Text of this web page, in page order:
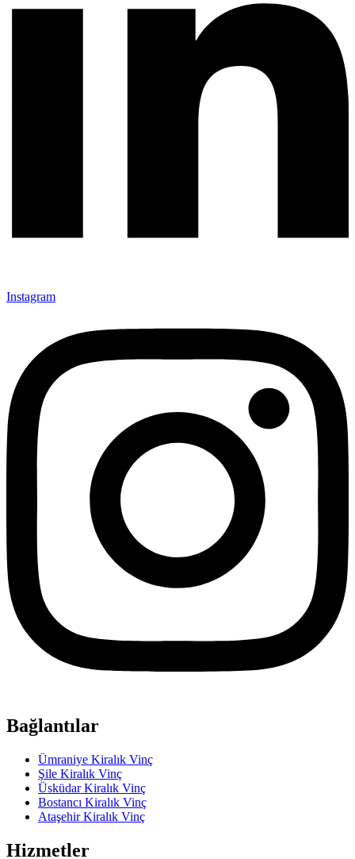
Instagram
Bağlantılar
Ümraniye Kiralık Vinç
Şile Kiralık Vinç
Üsküdar Kiralık Vinç
Bostancı Kiralık Vinç
Ataşehir Kiralık Vinç
Hizmetler